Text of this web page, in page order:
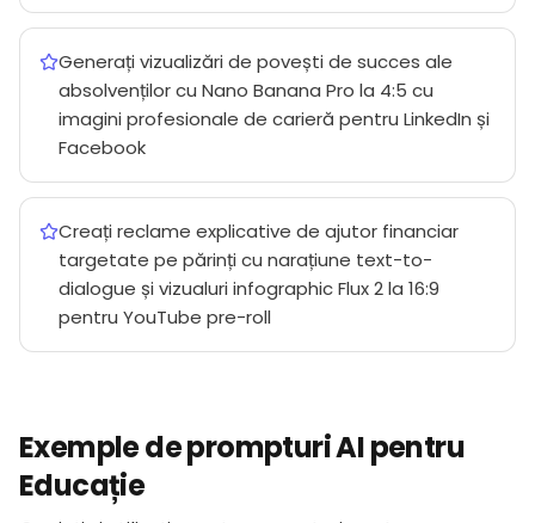
Generați vizualizări de povești de succes ale
absolvenților cu Nano Banana Pro la 4:5 cu
imagini profesionale de carieră pentru LinkedIn și
Facebook
Creați reclame explicative de ajutor financiar
targetate pe părinți cu narațiune text-to-
dialogue și vizualuri infographic Flux 2 la 16:9
pentru YouTube pre-roll
Exemple de prompturi AI pentru
Educație